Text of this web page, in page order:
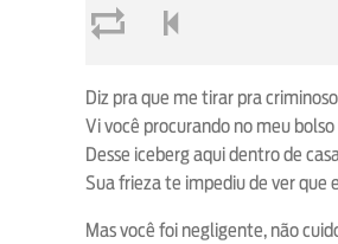
Diz pra que me tirar pra criminoso
Vi você procurando no meu
Desse iceberg aqui dentro de
Sua frieza te impediu de ver que
Mas você foi negligente, não